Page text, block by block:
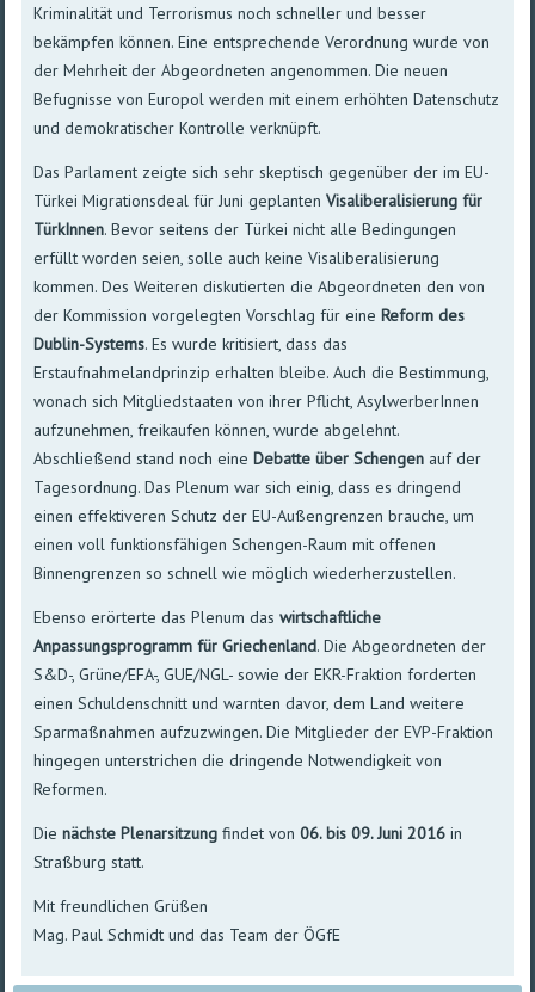
Kriminalität und Terrorismus noch schneller und besser
bekämpfen können. Eine entsprechende Verordnung wurde von
der Mehrheit der Abgeordneten angenommen. Die neuen
Befugnisse von Europol werden mit einem erhöhten Datenschutz
und demokratischer Kontrolle verknüpft.
Das Parlament zeigte sich sehr skeptisch gegenüber der im EU-
Türkei Migrationsdeal für Juni geplantenVisaliberalisierung für
TürkInnen. Bevor seitens der Türkei nicht alle Bedingungen
erfüllt worden seien, solle auch keine Visaliberalisierung
kommen. Des Weiteren diskutierten die Abgeordneten den von
der Kommission vorgelegten Vorschlag für eineReform des
Dublin-Systems. Es wurde kritisiert, dass das
Erstaufnahmelandprinzip erhalten bleibe. Auch die Bestimmung,
wonach sich Mitgliedstaaten von ihrer Pflicht, AsylwerberInnen
aufzunehmen, freikaufen können, wurde abgelehnt.
Abschließend stand noch eineDebatte über Schengen auf der
Tagesordnung. Das Plenum war sich einig, dass es dringend
einen effektiveren Schutz der EU-Außengrenzen brauche, um
einen voll funktionsfähigen Schengen-Raum mit offenen
Binnengrenzen so schnell wie möglich wiederherzustellen.
Ebenso erörterte das Plenum daswirtschaftliche
Anpassungsprogramm für Griechenland. Die Abgeordneten der
S&D-, Grüne/EFA-, GUE/NGL- sowie der EKR-Fraktion forderten
einen Schuldenschnitt und warnten davor, dem Land weitere
Sparmaßnahmen aufzuzwingen. Die Mitglieder der EVP-Fraktion
hingegen unterstrichen die dringende Notwendigkeit von
Reformen.
Dienächste Plenarsitzung findet von06. bis 09. Juni 2016 in
Straßburg statt.
Mit freundlichen Grüßen
Mag. Paul Schmidt und das Team der ÖGfE